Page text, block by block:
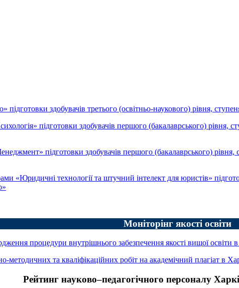
здобувачів третього (освітньо-наукового) рівня,
підготовки здобувачів першого (бакалаврського) рівня,
підготовки здобувачів першого (бакалаврського) рівня,
«Юридичні технології та штучний інтелект для юристів»
Моніторінг якості освіти
процедури внутрішнього забезпечення якості вищої освіти в
та кваліфікаційних робіт на академічний плагіат в
Рейтинг науково–педагогічного персоналу